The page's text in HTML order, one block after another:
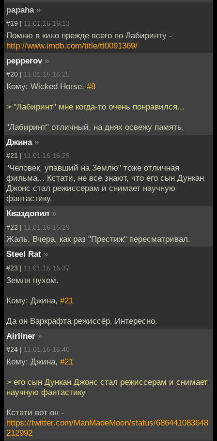
papaha »
#19 | 11.01.16 16:13
Помню в кино прежде всего по Лабиринту -
http://www.imdb.com/title/tt0091369/
pepperov »
#20 | 11.01.16 16:25
Кому: Wicked Horse, #8
> "Лабиринт" мне когда-то очень понравился...
"Лабиринт" отличный, на днях освежу память.
Джина »
#21 | 11.01.16 16:29
"Человек, упавший на Землю" тоже отличная
фильма... Кстати, не все знают, что его сын Дункан
Джонс стал режиссерам и снимает научную
фантастику.
Кваздопил »
#22 | 11.01.16 16:29
Жаль. Вчера, как раз "Престиж" пересматривал.
Steel Rat »
#23 | 11.01.16 16:37
Земля пухом.
Кому: Джина, #21
Да он Варкрафта режиссёр. Интересно.
Airliner »
#24 | 11.01.16 16:40
Кому: Джина, #21
> его сын Дункан Джонс стал режиссерам и снимает
научную фантастику
Кстати вот он -
https://twitter.com/ManMadeMoon/status/686441083648
212992